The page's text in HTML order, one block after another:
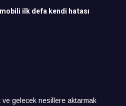
ilk defa kendi hatası
gelecek nesillere aktarmak